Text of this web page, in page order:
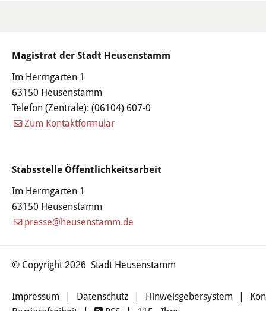
Magistrat der Stadt Heusenstamm
Im Herrngarten 1
63150 Heusenstamm
Telefon (Zentrale): (06104) 607-0
Zum Kontaktformular
Stabsstelle Öffentlichkeitsarbeit
Im Herrngarten 1
63150 Heusenstamm
presse@heusenstamm.de
© Copyright 2026 Stadt Heusenstamm
Impressum | Datenschutz | Hinweisgebersystem |
Haushalt
Sitzungsinfo
Gremien
Danke für die Anmeldung
Wahlen
Aktuelle Meldungen
Detail